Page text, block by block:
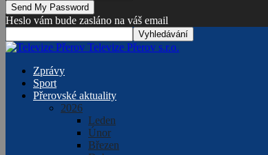
Heslo vám bude zasláno na váš email
Televize Přerov s.r.o.
Zprávy
Sport
Přerovské aktuality
2026
Leden
Únor
Březen